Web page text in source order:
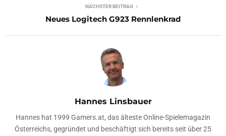
NÄCHSTER BEITRAG
Neues Logitech G923 Rennlenkrad
Hannes Linsbauer
Hannes hat 1999 Gamers.at, das älteste Online-Spielemagazin
Österreichs, gegründet und beschäftigt sich bereits seit über 25